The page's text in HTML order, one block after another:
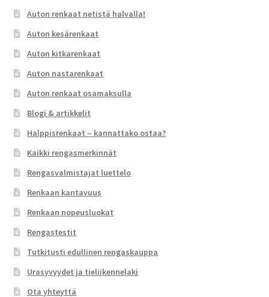
Auton renkaat netistä halvalla!
Auton kesärenkaat
Auton kitkarenkaat
Auton nastarenkaat
Auton renkaat osamaksulla
Blogi & artikkelit
Halppisrenkaat – kannattako ostaa?
Kaikki rengasmerkinnät
Rengasvalmistajat luettelo
Renkaan kantavuus
Renkaan nopeusluokat
Rengastestit
Tutkitusti edullinen rengaskauppa
Urasyvyydet ja tieliikennelaki
Ota yhteyttä